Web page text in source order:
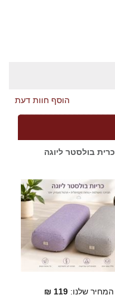
הוסף חוות דעת
כרית בולסטר ליוגה
המחיר שלנו: 119
₪